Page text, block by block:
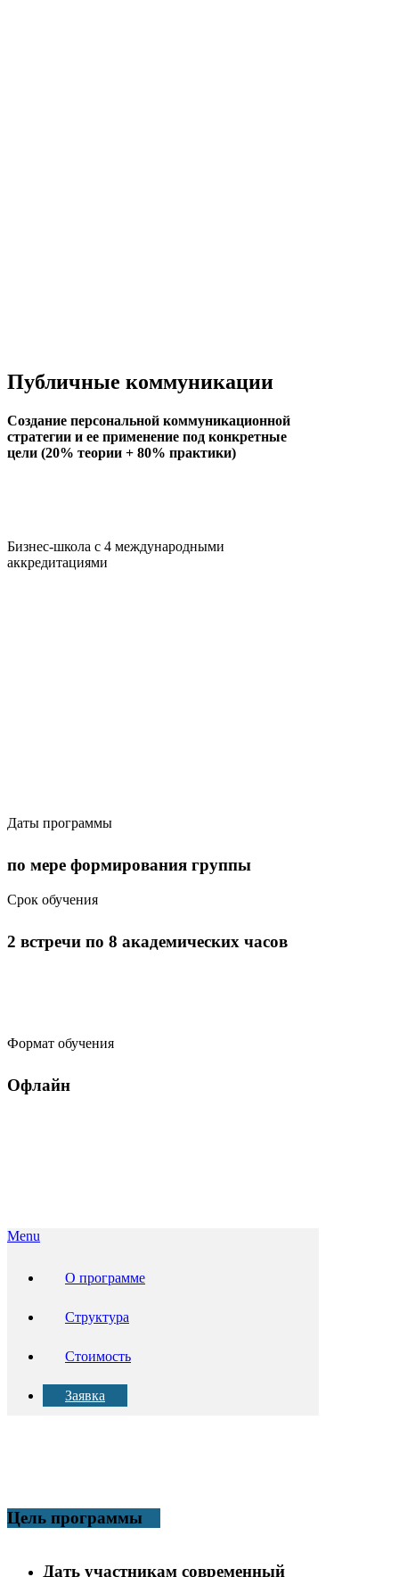
Публичные коммуникации
Создание персональной коммуникационной
стратегии и ее применение под конкретные
цели (20% теории + 80% практики)
Бизнес-школа с 4 международными
аккредитациями
Даты программы
по мере формирования группы
Срок обучения
2 встречи по 8 академических часов
Формат обучения
Офлайн
Menu
О программе
Структура
Стоимость
Заявка
Цель программы
Дать участникам современный